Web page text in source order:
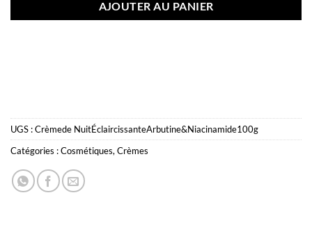
AJOUTER AU PANIER
UGS :Crèmede NuitÉclaircissanteArbutine&Niacinamide100g
Catégories :Cosmétiques, Crèmes